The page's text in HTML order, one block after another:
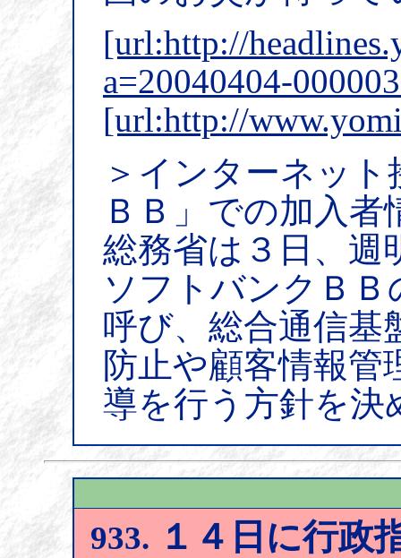
[url:http://
a=20040404-
[url:http://
＞インターネッ
ＢＢ」での加入
総務省は３日、週
ソフトバンクＢ
呼び、総合通信基
防止や顧客情報管
導を行う方針を決
933. １４日に行政